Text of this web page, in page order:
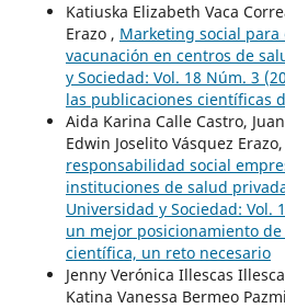
Katiuska Elizabeth Vaca
Erazo , Marketing social
vacunación en centros de
y Sociedad: Vol. 18 Núm. 3
las publicaciones científicas
Aida Karina Calle Castro,
Edwin Joselito Vásquez Erazo,
responsabilidad social
instituciones de salud
Universidad y Sociedad: Vol.
un mejor posicionamiento
científica, un reto necesario
Jenny Verónica Illescas
Katina Vanessa Bermeo